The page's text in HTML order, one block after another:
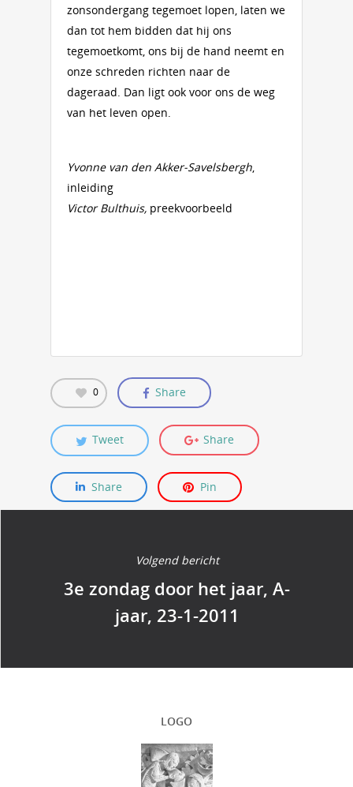
zonsondergang tegemoet lopen, laten we
dan tot hem bidden dat hij ons
tegemoetkomt, ons bij de hand neemt en
onze schreden richten naar de
dageraad. Dan ligt ook voor ons de weg
van het leven open.
Yvonne van den Akker-Savelsbergh,
inleiding
Victor Bulthuis, preekvoorbeeld
0 Share
Tweet Share
Share Pin
Volgend bericht
3e zondag door het jaar, A-
jaar, 23-1-2011
LOGO